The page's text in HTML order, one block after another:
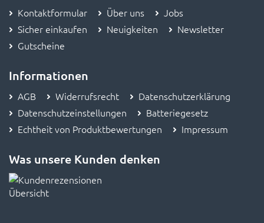
Kontaktformular Über uns
Jobs
Sicher einkaufen
Neuigkeiten
Newsletter
Gutscheine
Informationen
AGB Widerrufsrecht
Datenschutzerklärung
Datenschutzeinstellungen
Batteriegesetz
Echtheit von Produktbewertungen
Impressum
Was unsere Kunden denken